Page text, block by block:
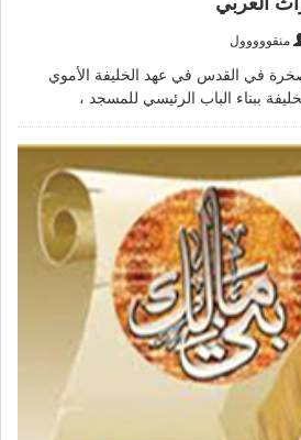
في القدس في عهد الخليفة الأموي
ببناء الباب الرئيسي للمسجد ،